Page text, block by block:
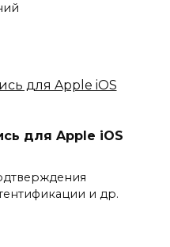
для Apple iOS
и др.